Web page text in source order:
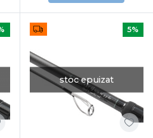
stoc epuizat
5%